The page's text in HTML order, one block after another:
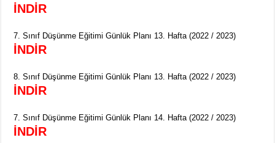
İNDİR
7. Sınıf Düşünme Eğitimi Günlük Planı 13. Hafta (2022 / 2023)
İNDİR
8. Sınıf Düşünme Eğitimi Günlük Planı 13. Hafta (2022 / 2023)
İNDİR
7. Sınıf Düşünme Eğitimi Günlük Planı 14. Hafta (2022 / 2023)
İNDİR